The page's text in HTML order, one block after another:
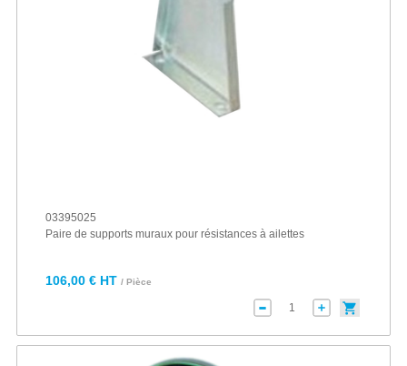
03395025
Paire de supports muraux pour résistances à ailettes
106,00 € HT / Pièce